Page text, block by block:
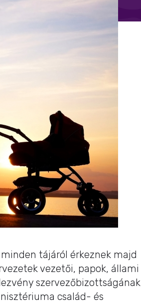
tájáról érkeznek majd
vezetői, papok, állami
szervezőbizottságának
család- és